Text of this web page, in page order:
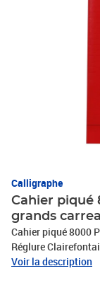
Calligraphe
Cahier piqué
grands
Cahier piqué 8000
Réglure
d'écriture ! Marge
Voir la description